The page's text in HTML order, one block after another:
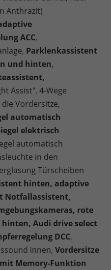
Anthrazit)
ACC,
Parklenkassistent
und hinten,
Assist", 4-Wege
Vordersitze,
automatisch
elektrisch
automatisch
in den
Türscheiben
hinten, adaptive
Notfallassistent,
rote
Audi drive select
DCC,
innen, Vordersitze
Memory-Funktion